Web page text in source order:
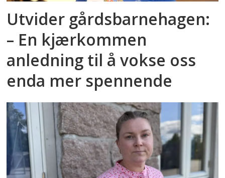
Utvider gårdsbarnehagen:
– En kjærkommen
anledning til å vokse oss
enda mer spennende